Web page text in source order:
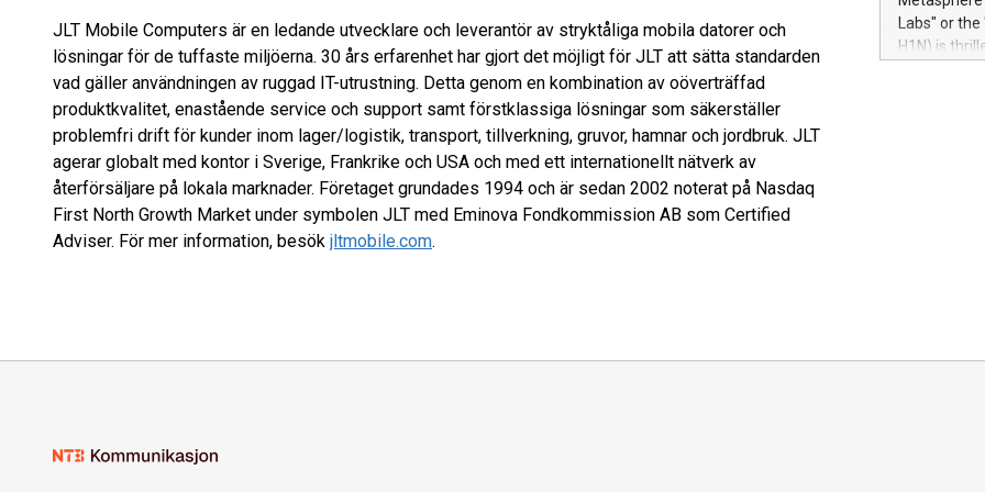
JLT Mobile Computers är en ledande utvecklare och leverantör av stryktåliga mobila datorer och
lösningar för de tuffaste miljöerna. 30 års erfarenhet har gjort det möjligt för JLT att sätta standarden
vad gäller användningen av ruggad IT-utrustning. Detta genom en kombination av oöverträffad
produktkvalitet, enastående service och support samt förstklassiga lösningar som säkerställer
problemfri drift för kunder inom lager/logistik, transport, tillverkning, gruvor, hamnar och jordbruk. JLT
agerar globalt med kontor i Sverige, Frankrike och USA och med ett internationellt nätverk av
återförsäljare på lokala marknader. Företaget grundades 1994 och är sedan 2002 noterat på Nasdaq
First North Growth Market under symbolen JLT med Eminova Fondkommission AB som Certified
Adviser. För mer information, besök jltmobile.com.
their data
customers
Marketers
Labs" or the
H1N) is